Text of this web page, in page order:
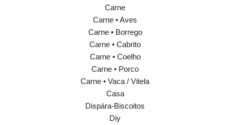
Carne
Carne • Aves
Carne • Borrego
Carne • Cabrito
Carne • Coelho
Carne • Porco
Carne • Vaca / Vitela
Casa
Dispára-Biscoitos
Diy